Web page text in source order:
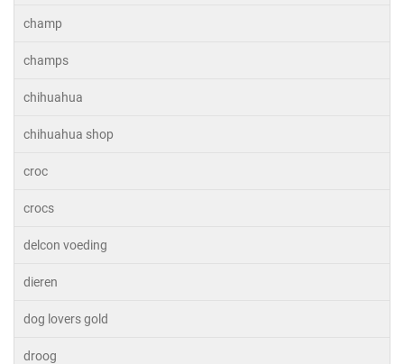
champ
champs
chihuahua
chihuahua shop
croc
crocs
delcon voeding
dieren
dog lovers gold
droog